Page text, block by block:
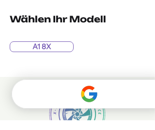
Wählen Ihr Modell
A1 8X